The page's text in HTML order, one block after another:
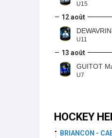
U15
12 août
U11
13 août
GUITOT
U7
HOCKEY
BRIANCON -